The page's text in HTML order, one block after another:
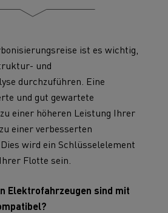
ist es wichtig,
und
durchzuführen. Eine
und gut gewartete
einer höheren Leistung Ihrer
einer verbesserten
wird ein Schlüsselelement
Flotte sein.
Elektrofahrzeugen sind mit